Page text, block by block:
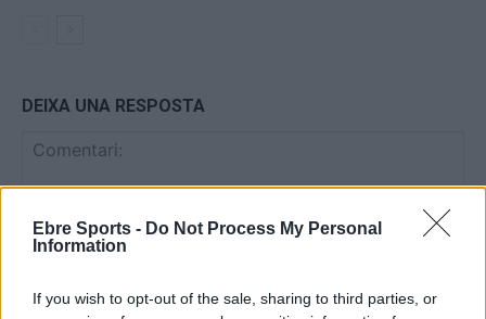
Ebre Sports - Do Not Process My Personal
Information
If you wish to opt-out of the sale, sharing to third parties, or
DEIXA UNA RESPOSTA